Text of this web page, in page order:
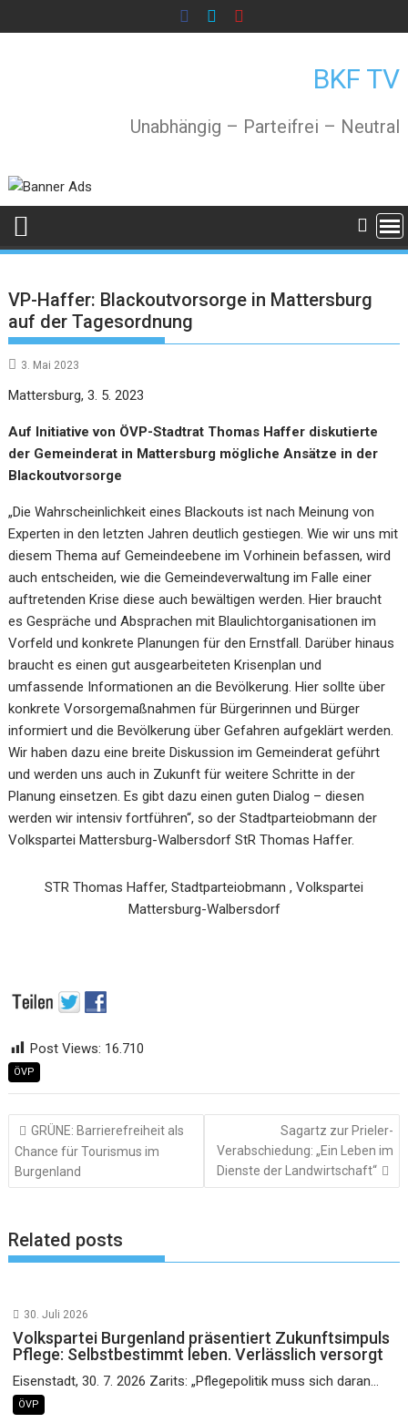
to
BKF TV
Unabhängig – Parteifrei – Neutral
VP-Haffer: Blackoutvorsorge in Mattersburg
auf der Tagesordnung
3. Mai 2023
Mattersburg, 3. 5. 2023
Auf Initiative von ÖVP-Stadtrat Thomas Haffer diskutierte
der Gemeinderat in Mattersburg mögliche Ansätze in der
Blackoutvorsorge
„Die Wahrscheinlichkeit eines Blackouts ist nach Meinung von
Experten in den letzten Jahren deutlich gestiegen. Wie wir uns mit
diesem Thema auf Gemeindeebene im Vorhinein befassen, wird
auch entscheiden, wie die Gemeindeverwaltung im Falle einer
auftretenden Krise diese auch bewältigen werden. Hier braucht
es Gespräche und Absprachen mit Blaulichtorganisationen im
Vorfeld und konkrete Planungen für den Ernstfall. Darüber hinaus
braucht es einen gut ausgearbeiteten Krisenplan und
umfassende Informationen an die Bevölkerung. Hier sollte über
konkrete Vorsorgemaßnahmen für Bürgerinnen und Bürger
informiert und die Bevölkerung über Gefahren aufgeklärt werden.
Wir haben dazu eine breite Diskussion im Gemeinderat geführt
und werden uns auch in Zukunft für weitere Schritte in der
Planung einsetzen. Es gibt dazu einen guten Dialog – diesen
werden wir intensiv fortführen“, so der Stadtparteiobmann der
Volkspartei Mattersburg-Walbersdorf StR Thomas Haffer.
STR Thomas Haffer, Stadtparteiobmann , Volkspartei
Mattersburg-Walbersdorf
Post Views: 16.710
ÖVP
Beitragsnavigation
GRÜNE: Barrierefreiheit als
Chance für Tourismus im
Burgenland
Sagartz zur Prieler-
Verabschiedung: „Ein Leben im
Dienste der Landwirtschaft“
Related posts
30. Juli 2026
Volkspartei Burgenland präsentiert Zukunftsimpuls
Pflege: Selbstbestimmt leben. Verlässlich versorgt
Eisenstadt, 30. 7. 2026 Zarits: „Pflegepolitik muss sich daran...
ÖVP